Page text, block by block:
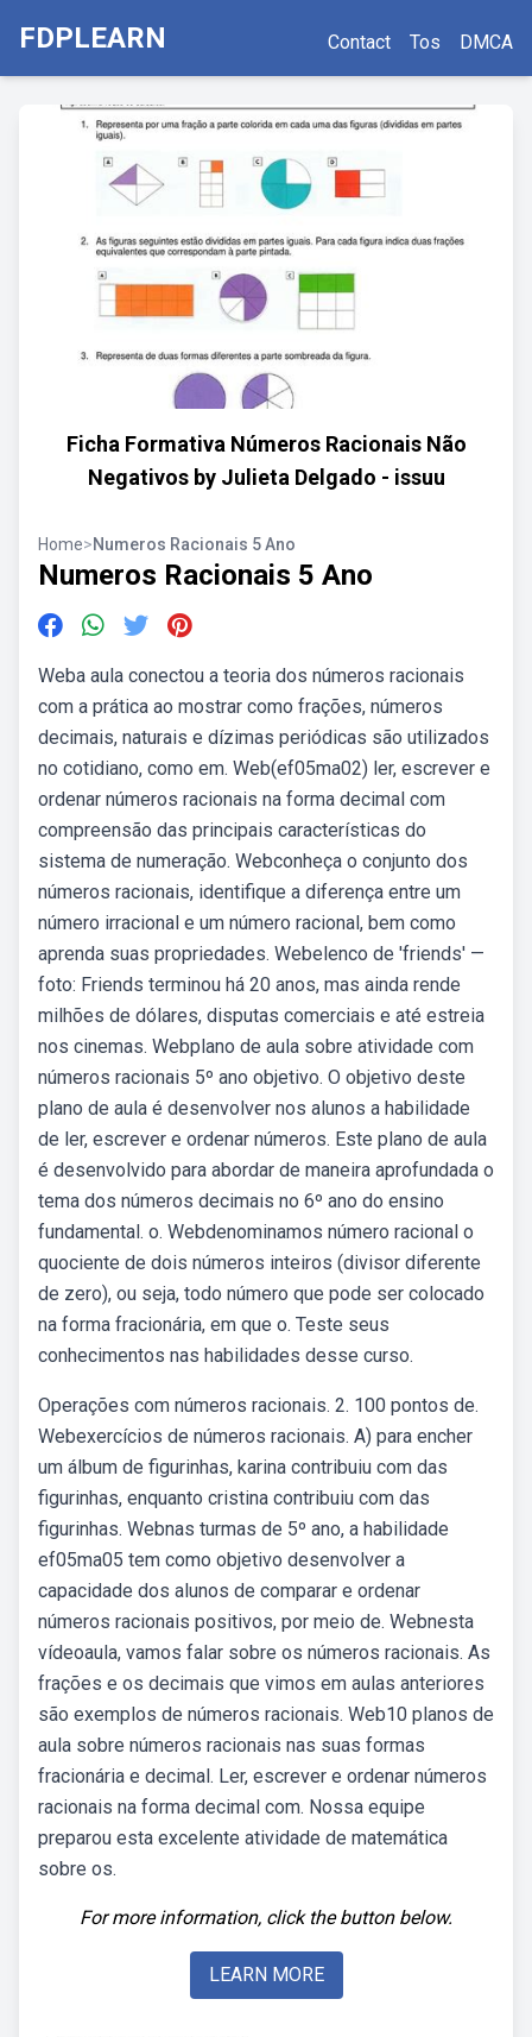
FDPLEARN Contact Tos DMCA
Ficha Formativa Números Racionais Não
Negativos by Julieta Delgado - issuu
Home>Numeros Racionais 5 Ano
Numeros Racionais 5 Ano
Weba aula conectou a teoria dos números racionais
com a prática ao mostrar como frações, números
decimais, naturais e dízimas periódicas são utilizados
no cotidiano, como em. Web(ef05ma02) ler, escrever e
ordenar números racionais na forma decimal com
compreensão das principais características do
sistema de numeração. Webconheça o conjunto dos
números racionais, identifique a diferença entre um
número irracional e um número racional, bem como
aprenda suas propriedades. Webelenco de 'friends' —
foto: Friends terminou há 20 anos, mas ainda rende
milhões de dólares, disputas comerciais e até estreia
nos cinemas. Webplano de aula sobre atividade com
números racionais 5º ano objetivo. O objetivo deste
plano de aula é desenvolver nos alunos a habilidade
de ler, escrever e ordenar números. Este plano de aula
é desenvolvido para abordar de maneira aprofundada o
tema dos números decimais no 6º ano do ensino
fundamental. o. Webdenominamos número racional o
quociente de dois números inteiros (divisor diferente
de zero), ou seja, todo número que pode ser colocado
na forma fracionária, em que o. Teste seus
conhecimentos nas habilidades desse curso.
Operações com números racionais. 2. 100 pontos de.
Webexercícios de números racionais. A) para encher
um álbum de figurinhas, karina contribuiu com das
figurinhas, enquanto cristina contribuiu com das
figurinhas. Webnas turmas de 5º ano, a habilidade
ef05ma05 tem como objetivo desenvolver a
capacidade dos alunos de comparar e ordenar
números racionais positivos, por meio de. Webnesta
vídeoaula, vamos falar sobre os números racionais. As
frações e os decimais que vimos em aulas anteriores
são exemplos de números racionais. Web10 planos de
aula sobre números racionais nas suas formas
fracionária e decimal. Ler, escrever e ordenar números
racionais na forma decimal com. Nossa equipe
preparou esta excelente atividade de matemática
sobre os.
For more information, click the button below.
LEARN MORE